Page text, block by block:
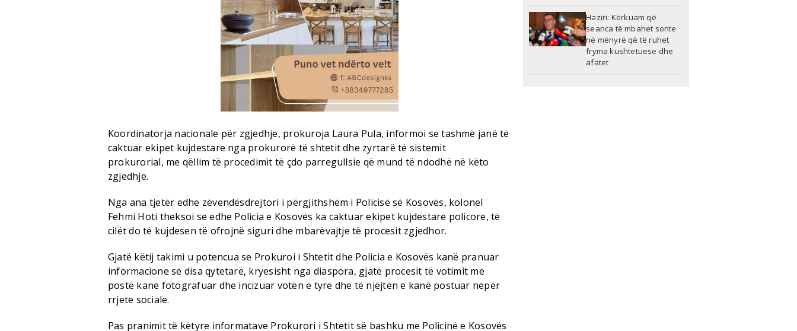
Koordinatorja nacionale për zgjedhje, prokuroja Laura Pula, informoi se tashmë janë të
caktuar ekipet kujdestare nga prokurorë të shtetit dhe zyrtarë të sistemit
prokurorial, me qëllim të procedimit të çdo parregullsie që mund të ndodhë në këto
zgjedhje.
Nga ana tjetër edhe zëvendësdrejtori i përgjithshëm i Policisë së Kosovës, kolonel
Fehmi Hoti theksoi se edhe Policia e Kosovës ka caktuar ekipet kujdestare policore, të
cilët do të kujdesen të ofrojnë siguri dhe mbarëvajtje të procesit zgjedhor.
Gjatë këtij takimi u potencua se Prokuroi i Shtetit dhe Policia e Kosovës kanë pranuar
informacione se disa qytetarë, kryesisht nga diaspora, gjatë procesit të votimit me
postë kanë fotografuar dhe incizuar votën e tyre dhe të njëjtën e kanë postuar nëpër
rrjete sociale.
Pas pranimit të këtyre informatave Prokurori i Shtetit së bashku me Policinë e Kosovës
Haziri: Kërkuam që
seanca të mbahet sonte
në mënyrë që të ruhet
fryma kushtetuese dhe
afatet